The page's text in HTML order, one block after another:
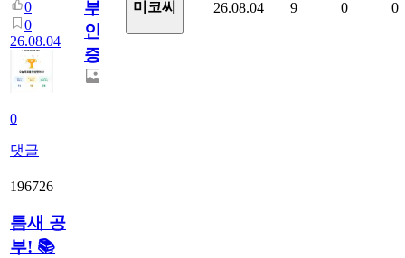
0
0
26.08.04
0
댓글
부
인
증
미코씨 26.08.04 9 0 0
196726
틈새 공
부! 📚